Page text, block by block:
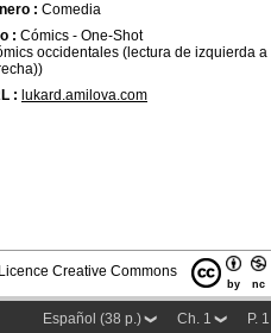
: Comedia
: Cómics - One-Shot
occidentales (lectura de izquierda a
: lukard.amilova.com
Licence Creative Commons
by nc
P. 1
Ch. 1
Español (38 p.)